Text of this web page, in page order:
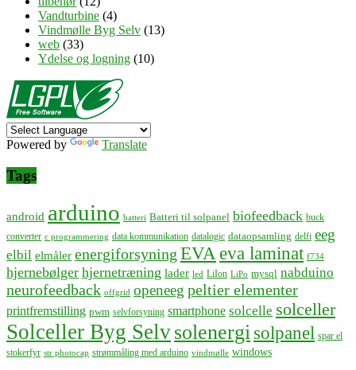
Vandturbine (4)
Vindmølle Byg Selv (13)
web (33)
Ydelse og logning (10)
Powered by Translate
Tags
android arduino batteri Batteri til solpanel biofeedback buck
converter c programmering data kommunikation datalogic dataopsamling delfi eeg
elbil elmåler energiforsyning EVA eva laminat f734
hjernebølger hjernetræning lader led LiIon LiPo mysql nabduino
neurofeedback offgrid openeeg peltier elementer
printfremstilling pwm selvforsyning smartphone solcelle solceller
Solceller Byg Selvsolenergisolpanel spar el
stokerfyr str photocap strømmåling med arduino vindmølle windows